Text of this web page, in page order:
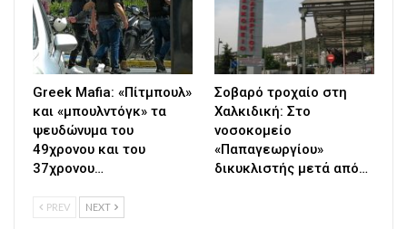
Greek Μafia: «Πίτμπουλ»
και «μπουλντόγκ» τα
ψευδώνυμα του
49χρονου και του
37χρονου…
Σοβαρό τροχαίο στη
Χαλκιδική: Στο
νοσοκομείο
«Παπαγεωργίου»
δικυκλιστής μετά από…
PREV NEXT